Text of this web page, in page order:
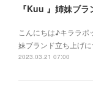
こんにちは♪キララ
妹ブランド立ち上げ
2023.03.21 07:00